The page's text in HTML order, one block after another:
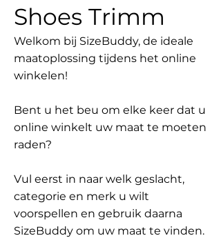
Shoes Trimm
Welkom bij SizeBuddy, de ideale
maatoplossing tijdens het online
winkelen!
Bent u het beu om elke keer dat u
online winkelt uw maat te moeten
raden?
Vul eerst in naar welk geslacht,
categorie en merk u wilt
voorspellen en gebruik daarna
SizeBuddy om uw maat te vinden.